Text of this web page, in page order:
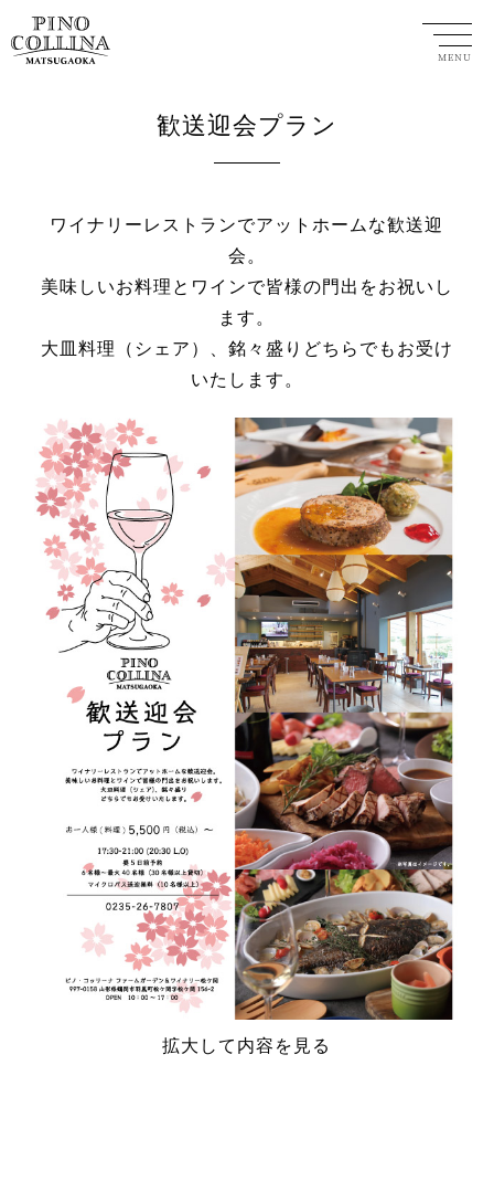
MENU
歓送迎会プラン
ワイナリーレストランでアットホームな歓送迎
会。
美味しいお料理とワインで皆様の門出をお祝いし
ます。
大皿料理（シェア）、銘々盛りどちらでもお受け
いたします。
拡大して内容を見る